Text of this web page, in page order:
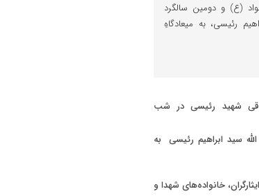
(ع) و دومین سالگرد
رئیسی، به میعادگاهِ
سید ابراهیم رئیسی به
با حضور پرشور ایثارگران، خانواده‌های شهدا و